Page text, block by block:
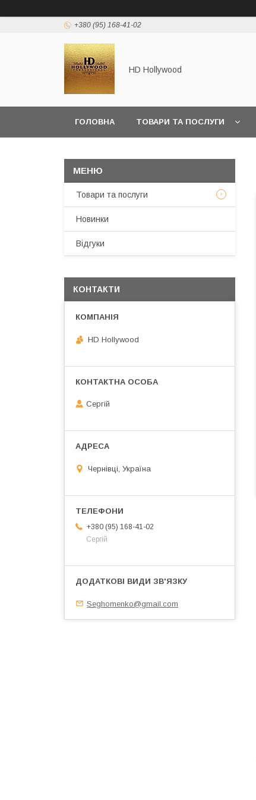
+380 (95) 168-41-02
HD Hollywood
ГОЛОВНА ТОВАРИ ТА ПОСЛУГИ
Товари та послуги
Новинки
Відгуки
КОНТАКТИ
HD Hollywood
Сергій
Чернівці, Україна
+380 (95) 168-41-02
Сергій
Seghomenko@gmail.com